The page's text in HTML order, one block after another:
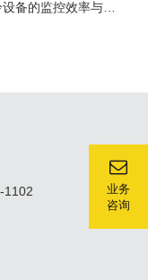
业务
咨询
备的监控效率与稳
1102